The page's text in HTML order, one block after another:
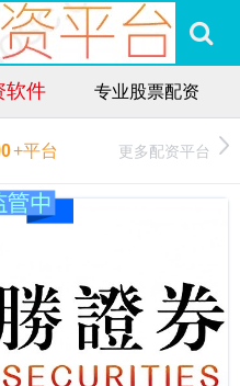
软件 专业股票配资
+平台 更多配资平台